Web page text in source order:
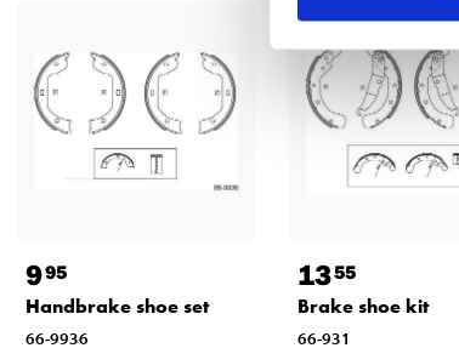
995
Handbrake shoe set
66-9936
1355
Brake shoe kit
66-931